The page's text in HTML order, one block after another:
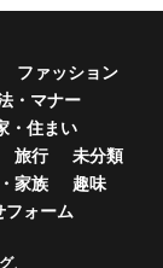
ファッション
・マナー
・住まい
旅行
未分類
家族
趣味
フォーム
.